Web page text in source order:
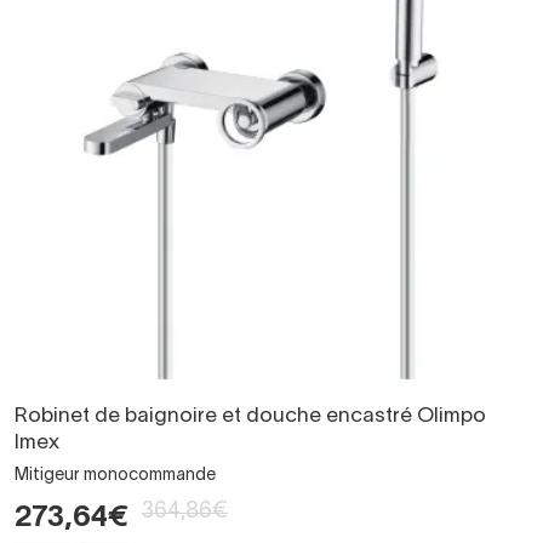
Robinet de baignoire et douche encastré Olimpo
Imex
Mitigeur monocommande
273,64€ 364,86€